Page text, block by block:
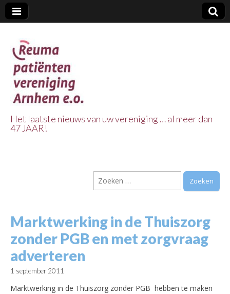
Vereniging
Arnhem e.o.
Het laatste nieuws van uw vereniging … al meer dan
47 JAAR!
Zoeken
naar:
Marktwerking in de Thuiszorg
zonder PGB en met zorgvraag
adverteren
1 september 2011
Marktwerking in de Thuiszorg zonder PGB hebben te maken